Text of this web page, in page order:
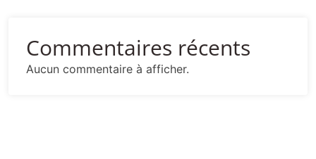
Commentaires récents
Aucun commentaire à afficher.